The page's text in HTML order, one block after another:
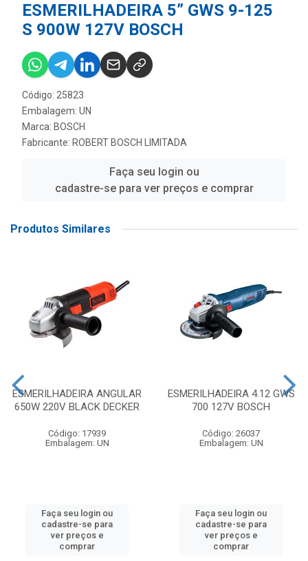
ESMERILHADEIRA 5” GWS 9-125
S 900W 127V BOSCH
Código: 25823
Embalagem: UN
Marca: BOSCH
Fabricante: ROBERT BOSCH LIMITADA
Faça seu login ou
cadastre-se para ver preços e comprar
Produtos Similares
ESMERILHADEIRA ANGULAR
650W 220V BLACK DECKER
Código: 17939
Embalagem: UN
Faça seu login ou
cadastre-se para
ver preços e
comprar
ESMERILHADEIRA 4.12 GWS
700 127V BOSCH
Código: 26037
Embalagem: UN
Faça seu login ou
cadastre-se para
ver preços e
comprar